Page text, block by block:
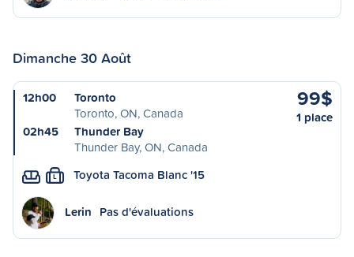
Dimanche 30 Août
12h00
Toronto
Toronto, ON, Canada
02h45
Thunder Bay
Thunder Bay, ON, Canada
99$
1 place
L Toyota Tacoma Blanc '15
Lerin Pas d'évaluations